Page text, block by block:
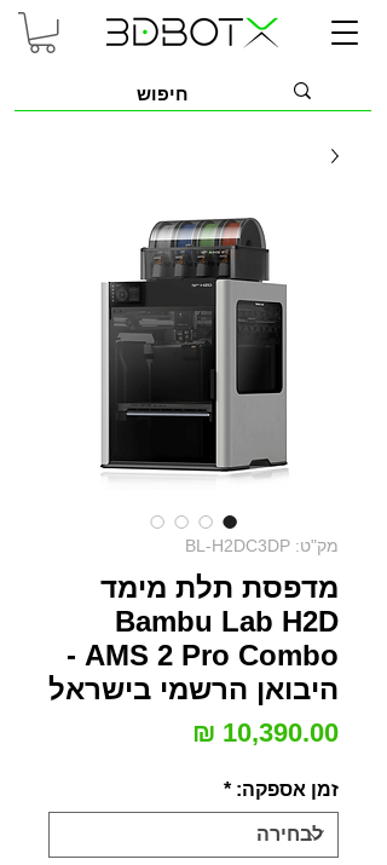
מק"ט: BL-H2DC3DP
מדפסת תלת מימד
Bambu Lab H2D
AMS 2 Pro Combo -
היבואן הרשמי בישראל
זמן אספקה: *